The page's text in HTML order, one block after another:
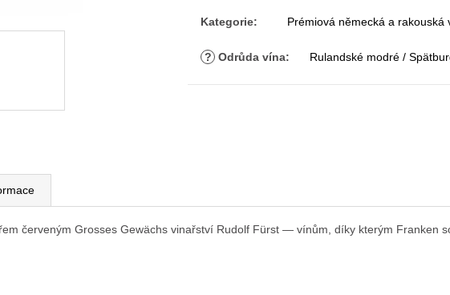
Kategorie: Prémiová německá a rakouská
? Odrůda vína: Rulandské modré /
červeným Grosses Gewächs vinařství Rudolf Fürst — vínům, díky kterým Franken